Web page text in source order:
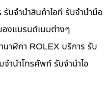
บจำนำสินค้าไอที รับจำนำมือ
องแบรนด์เนมต่างๆ
าฬิกา ROLEX บริการ รับ
ำนำโทรศัพท์ รับจำนำไอ